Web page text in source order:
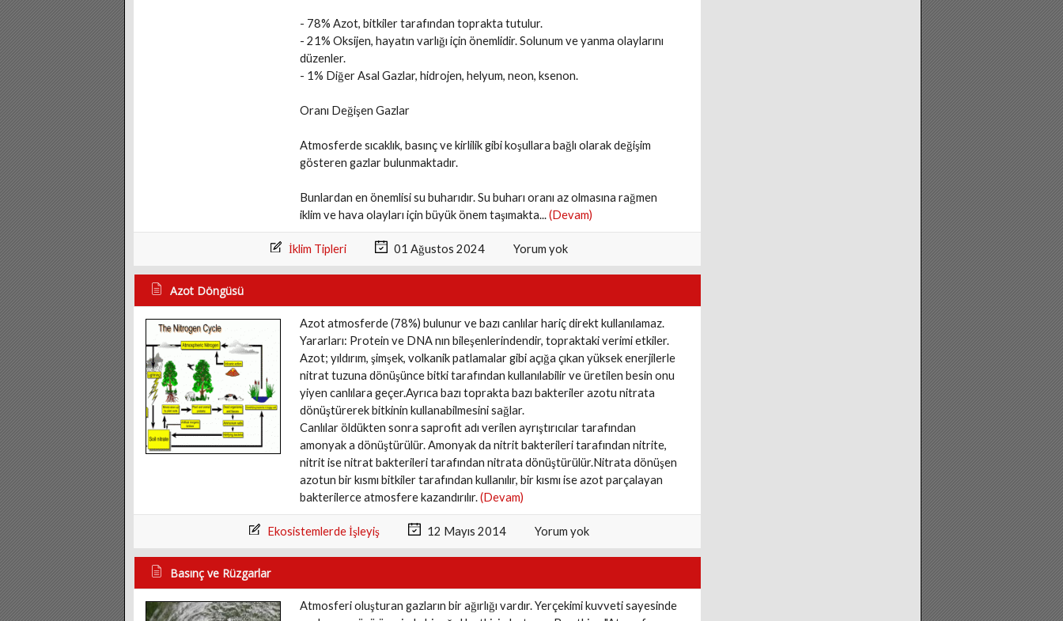
- 78% Azot, bitkiler tarafından toprakta tutulur.
- 21% Oksijen, hayatın varlığı için önemlidir. Solunum ve yanma olaylarını
düzenler.
- 1% Diğer Asal Gazlar, hidrojen, helyum, neon, ksenon.
Oranı Değişen Gazlar
Atmosferde sıcaklık, basınç ve kirlilik gibi koşullara bağlı olarak değişim
gösteren gazlar bulunmaktadır.
Bunlardan en önemlisi su buharıdır. Su buharı oranı az olmasına rağmen
iklim ve hava olayları için büyük önem taşımakta...(Devam)
İklim Tipleri 01 Ağustos 2024 Yorum yok
Azot Döngüsü
Azot atmosferde (78%) bulunur ve bazı canlılar hariç direkt kullanılamaz.
Yararları: Protein ve DNA nın bileşenlerindendir, topraktaki verimi etkiler.
Azot; yıldırım, şimşek, volkanik patlamalar gibi açığa çıkan yüksek enerjilerle
nitrat tuzuna dönüşünce bitki tarafından kullanılabilir ve üretilen besin onu
yiyen canlılara geçer.Ayrıca bazı toprakta bazı bakteriler azotu nitrata
dönüştürerek bitkinin kullanabilmesini sağlar.
Canlılar öldükten sonra saprofit adı verilen ayrıştırıcılar tarafından
amonyak a dönüştürülür. Amonyak da nitrit bakterileri tarafından nitrite,
nitrit ise nitrat bakterileri tarafından nitrata dönüştürülür.Nitrata dönüşen
azotun bir kısmı bitkiler tarafından kullanılır, bir kısmı ise azot parçalayan
bakterilerce atmosfere kazandırılır.(Devam)
Ekosistemlerde İşleyiş 12 Mayıs 2014 Yorum yok
Basınç ve Rüzgarlar
Atmosferi oluşturan gazların bir ağırlığı vardır. Yerçekimi kuvveti sayesinde